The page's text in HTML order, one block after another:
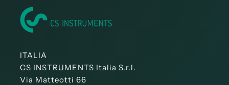
ITALIA
CS INSTRUMENTS Italia S.r.l.
Via Matteotti 66